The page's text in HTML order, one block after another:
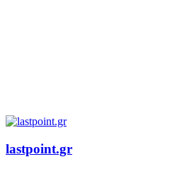
lastpoint.gr